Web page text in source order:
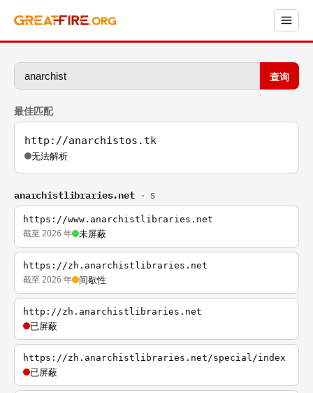
查询
最佳匹配
http://anarchistos.tk
无法解析
anarchistlibraries.net · 5
https://www.anarchistlibraries.net
截至 2026 年 未屏蔽
https://zh.anarchistlibraries.net
截至 2026 年 间歇性
http://zh.anarchistlibraries.net
已屏蔽
https://zh.anarchistlibraries.net/special/index
已屏蔽